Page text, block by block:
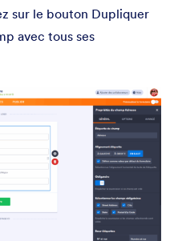
sur le bouton Dupliquer
avec tous ses